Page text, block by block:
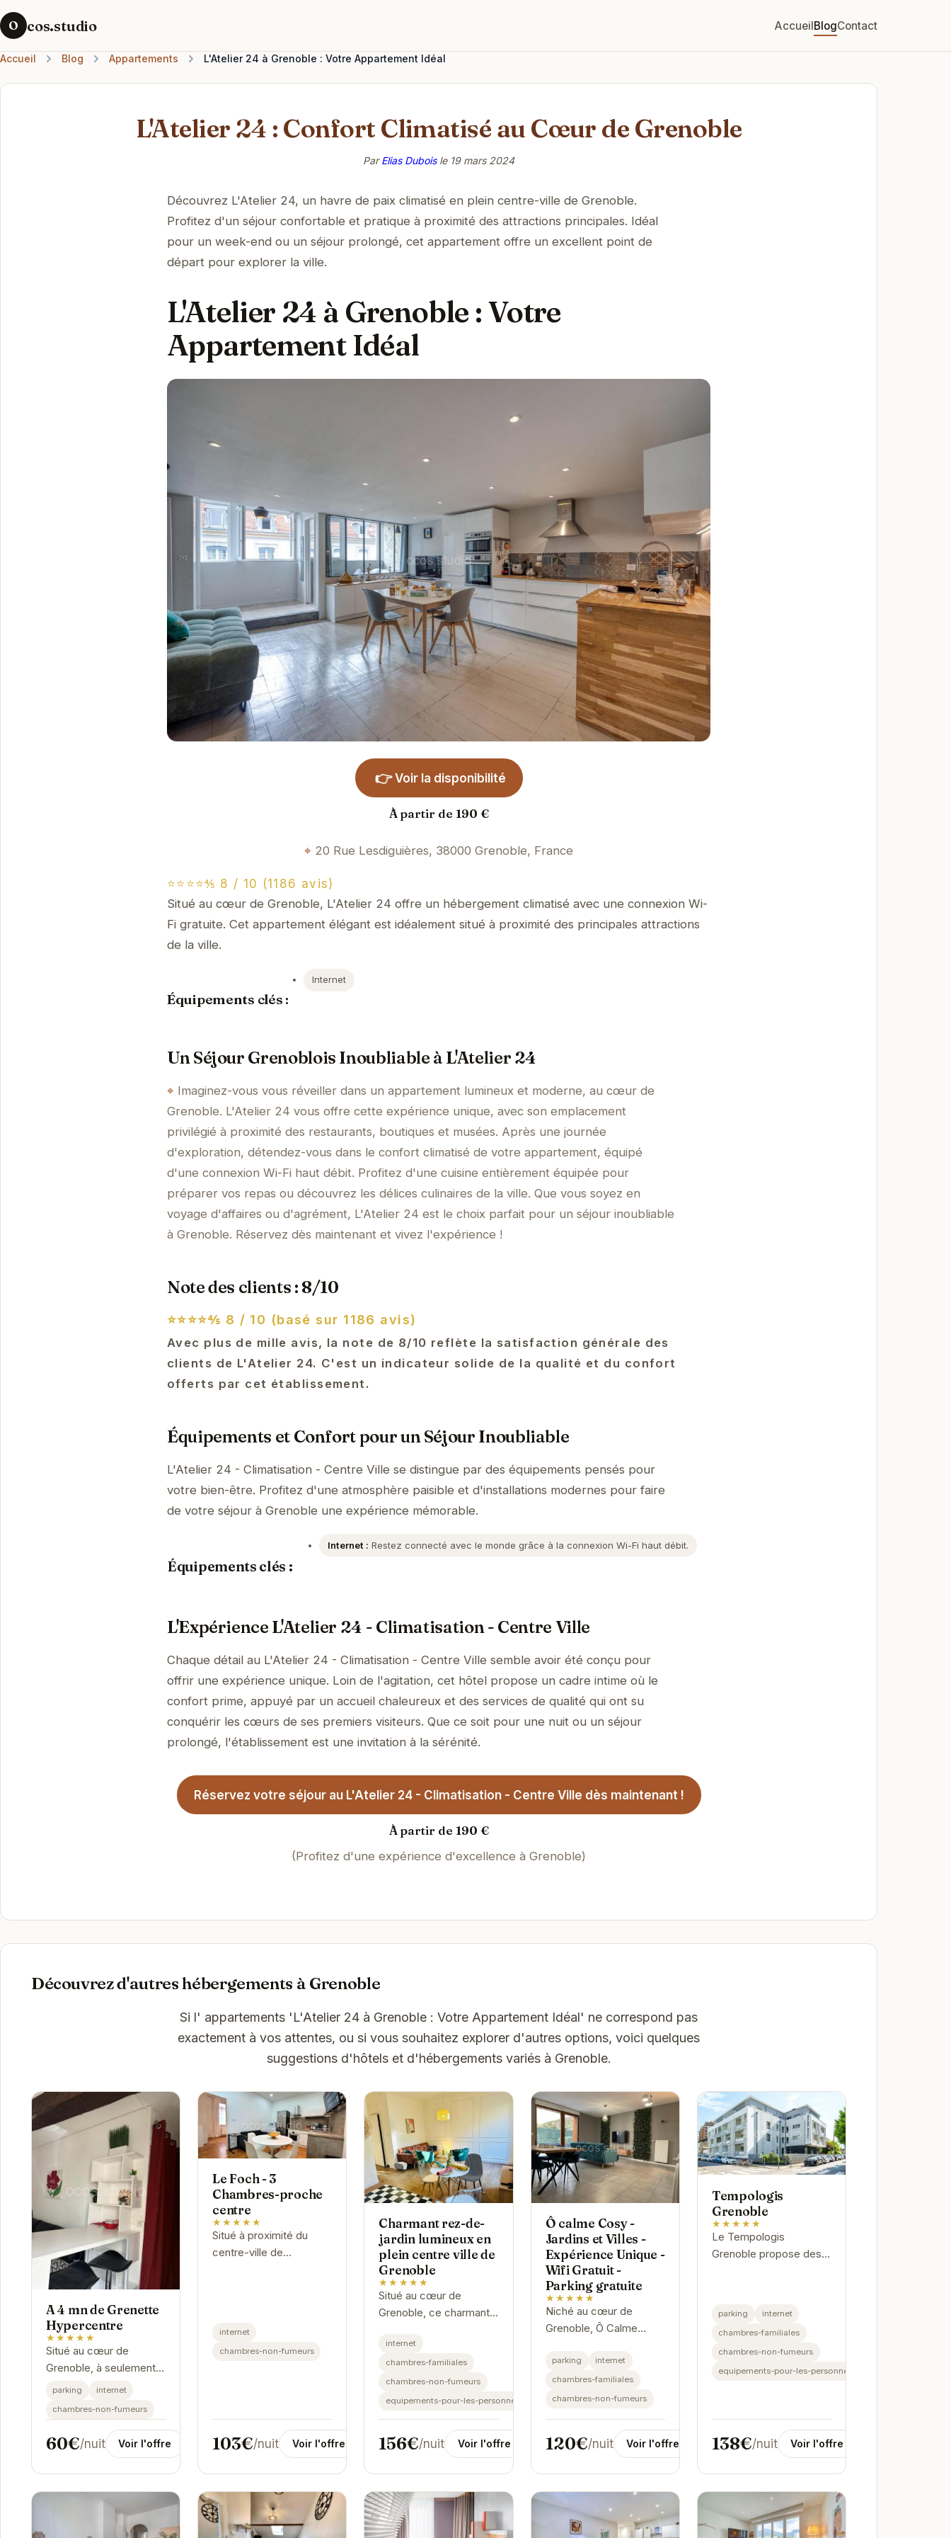
O cos.studio AccueilBlogContact
Accueil Blog Appartements L'Atelier 24 à Grenoble : Votre Appartement Idéal
L'Atelier 24 : Confort Climatisé au Cœur de Grenoble
ParElias Duboisle 19 mars 2024
Découvrez L'Atelier 24, un havre de paix climatisé en plein centre-ville de Grenoble.
Profitez d'un séjour confortable et pratique à proximité des attractions principales. Idéal
pour un week-end ou un séjour prolongé, cet appartement offre un excellent point de
départ pour explorer la ville.
L'Atelier 24 à Grenoble : Votre
Appartement Idéal
👉 Voir la disponibilité
À partir de 190 €
20 Rue Lesdiguières, 38000 Grenoble, France
⭐⭐⭐⭐⅘ 8 / 10 (1186 avis)
Situé au cœur de Grenoble, L'Atelier 24 offre un hébergement climatisé avec une connexion Wi-
Fi gratuite. Cet appartement élégant est idéalement situé à proximité des principales attractions
de la ville.
Équipements clés :
Internet
Un Séjour Grenoblois Inoubliable à L'Atelier 24
Imaginez-vous vous réveiller dans un appartement lumineux et moderne, au cœur de
Grenoble. L'Atelier 24 vous offre cette expérience unique, avec son emplacement
privilégié à proximité des restaurants, boutiques et musées. Après une journée
d'exploration, détendez-vous dans le confort climatisé de votre appartement, équipé
d'une connexion Wi-Fi haut débit. Profitez d'une cuisine entièrement équipée pour
préparer vos repas ou découvrez les délices culinaires de la ville. Que vous soyez en
voyage d'affaires ou d'agrément, L'Atelier 24 est le choix parfait pour un séjour inoubliable
à Grenoble. Réservez dès maintenant et vivez l'expérience !
Note des clients : 8/10
⭐⭐⭐⭐⅘ 8 / 10 (basé sur 1186 avis)
Avec plus de mille avis, la note de 8/10 reflète la satisfaction générale des
clients de L'Atelier 24. C'est un indicateur solide de la qualité et du confort
offerts par cet établissement.
Équipements et Confort pour un Séjour Inoubliable
L'Atelier 24 - Climatisation - Centre Ville se distingue par des équipements pensés pour
votre bien-être. Profitez d'une atmosphère paisible et d'installations modernes pour faire
de votre séjour à Grenoble une expérience mémorable.
Équipements clés :
Internet : Restez connecté avec le monde grâce à la connexion Wi-Fi haut débit.
L'Expérience L'Atelier 24 - Climatisation - Centre Ville
Chaque détail au L'Atelier 24 - Climatisation - Centre Ville semble avoir été conçu pour
offrir une expérience unique. Loin de l'agitation, cet hôtel propose un cadre intime où le
confort prime, appuyé par un accueil chaleureux et des services de qualité qui ont su
conquérir les cœurs de ses premiers visiteurs. Que ce soit pour une nuit ou un séjour
prolongé, l'établissement est une invitation à la sérénité.
Réservez votre séjour au L'Atelier 24 - Climatisation - Centre Ville dès maintenant !
À partir de 190 €
(Profitez d'une expérience d'excellence à Grenoble)
Découvrez d'autres hébergements à Grenoble
Si l' appartements 'L'Atelier 24 à Grenoble : Votre Appartement Idéal' ne correspond pas
exactement à vos attentes, ou si vous souhaitez explorer d'autres options, voici quelques
suggestions d'hôtels et d'hébergements variés à Grenoble.
A 4 mn de Grenette
Hypercentre
★★★★★
Situé au cœur de
Grenoble, à seulement 4
minutes de la place
appartement offre un
accès facile aux
principaux sites
parking
internet
chambres-non-fumeurs
60€/nuit Voir l'offre
Le Foch - 3
Chambres-proche
centre
★★★★★
Situé à proximité du
centre-ville de
et fonctionnel. Idéal
pour un séjour...
internet
chambres-non-fumeurs
103€/nuit Voir l'offre
Charmant rez-de-
jardin lumineux en
plein centre ville de
Grenoble
★★★★★
Situé au cœur de
Grenoble, ce charmant
cadre lumineux et
confortable pour votre
séjour.
internet
chambres-familiales
chambres-non-fumeurs
equipements-pour-les-personnes-handicapees
156€/nuit Voir l'offre
Ô calme Cosy -
Jardins et Villes -
Expérience Unique -
Wifi Gratuit -
Parking gratuite
★★★★★
Niché au cœur de
Grenoble, Ô Calme
parfait entre tranquillité
et proximité urbaine. Cet
établissement vous
parking
internet
chambres-familiales
chambres-non-fumeurs
120€/nuit Voir l'offre
Tempologis
Grenoble
★★★★★
Le Tempologis
Grenoble propose des
confortable. Chaque
appartement est équipé
d'une...
parking
internet
chambres-familiales
chambres-non-fumeurs
equipements-pour-les-personnes-handicapees
138€/nuit Voir l'offre